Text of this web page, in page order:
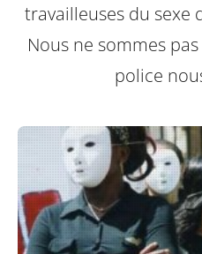
travailleuses du sexe
Nous ne sommes
police